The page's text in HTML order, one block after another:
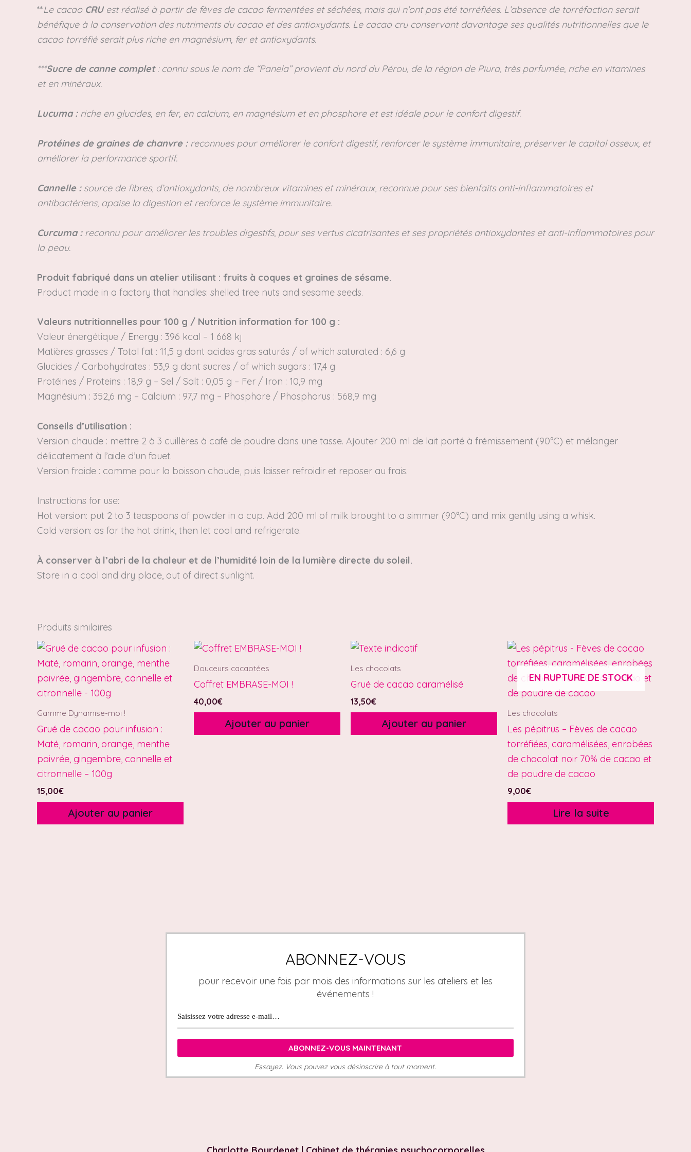
**Le cacao CRUest réalisé à partir de fèves de cacao fermentées et séchées, mais qui n’ont pas été torréfiées. L’absence de torréfaction serait
bénéfique à la conservation des nutriments du cacao et des antioxydants. Le cacao cru conservant davantage ses qualités nutritionnelles que le
cacao torréfié serait plus riche en magnésium, fer et antioxydants.
***Sucre de canne complet: connu sous le nom de “Panela” provient du nord du Pérou, de la région de Piura, très parfumée, riche en vitamines
et en minéraux.
Lucuma : riche en glucides, en fer, en calcium, en magnésium et en phosphore et est idéale pour le confort digestif.
Protéines de graines de chanvre :reconnues pour améliorer le confort digestif, renforcer le système immunitaire, préserver le capital osseux, et
améliorer la performance sportif.
Cannelle : source de fibres, d’antioxydants, de nombreux vitamines et minéraux, reconnue pour ses bienfaits anti-inflammatoires et
antibactériens, apaise la digestion et renforce le système immunitaire.
Curcuma :reconnu pour améliorer les troubles digestifs, pour ses vertus cicatrisantes et ses propriétés antioxydantes et anti-inflammatoires pour
la peau.
Produit fabriqué dans un atelier utilisant : fruits à coques et graines de sésame.
Product made in a factory that handles: shelled tree nuts and sesame seeds.
Valeurs nutritionnelles pour 100 g / Nutrition information for 100 g :
Valeur énergétique / Energy : 396 kcal – 1 668 kj
Matières grasses / Total fat : 11,5 g dont acides gras saturés / of which saturated : 6,6 g
Glucides / Carbohydrates : 53,9 g dont sucres / of which sugars : 17,4 g
Protéines / Proteins : 18,9 g – Sel / Salt : 0,05 g – Fer / Iron : 10,9 mg
Magnésium : 352,6 mg – Calcium : 97,7 mg – Phosphore / Phosphorus : 568,9 mg
Conseils d’utilisation :
Version chaude : mettre 2 à 3 cuillères à café de poudre dans une tasse. Ajouter 200 ml de lait porté à frémissement (90°C) et mélanger
délicatement à l’aide d’un fouet.
Version froide : comme pour la boisson chaude, puis laisser refroidir et reposer au frais.
Instructions for use:
Hot version: put 2 to 3 teaspoons of powder in a cup. Add 200 ml of milk brought to a simmer (90°C) and mix gently using a whisk.
Cold version: as for the hot drink, then let cool and refrigerate.
À conserver à l’abri de la chaleur et de l’humidité loin de la lumière directe du soleil.
Store in a cool and dry place, out of direct sunlight.
Produits similaires
Gamme Dynamise-moi !
Grué de cacao pour infusion :
Maté, romarin, orange, menthe
poivrée, gingembre, cannelle et
citronnelle – 100g
15,00€
Ajouter au panier
Douceurs cacaotées
Coffret EMBRASE-MOI !
40,00€
Ajouter au panier
Les chocolats
Grué de cacao caramélisé
13,50€
Ajouter au panier
EN RUPTURE DE STOCK
Les chocolats
Les pépitrus – Fèves de cacao
torréfiées, caramélisées, enrobées
de chocolat noir 70% de cacao et
de poudre de cacao
9,00€
Lire la suite
ABONNEZ-VOUS
pour recevoir une fois par mois des informations sur les ateliers et les
événements !
Essayez. Vous pouvez vous désinscrire à tout moment.